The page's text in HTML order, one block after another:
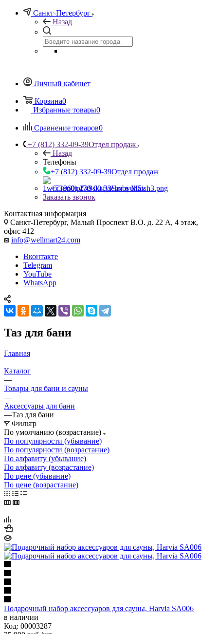
Санкт-Петербург
Назад
Личный кабинет
Корзина0
Избранные товары0
Сравнение товаров0
+7 (812) 332-09-39Отдел продаж
Назад
Телефоны
+7 (812) 332-09-39Отдел продаж
+7 (960) 230-00-33Чат в Max
Заказать звонок
Контактная информация
Санкт-Петербург, Малый Проспект В.О. д. 22 А, 4 этаж,
офис 412
info@wellmart24.com
Вконтакте
Telegram
YouTube
WhatsApp
Таз для бани
Главная
—
Каталог
—
Товары для бани и сауны
—
Аксессуары для бани
—Таз для бани
Фильтр
По умолчанию (возрастание)
По популярности (убывание)
По популярности (возрастание)
По алфавиту (убывание)
По алфавиту (возрастание)
По цене (убывание)
По цене (возрастание)
Подарочный набор аксессуаров для сауны, Harvia SA006
в наличии
Код: 00003287